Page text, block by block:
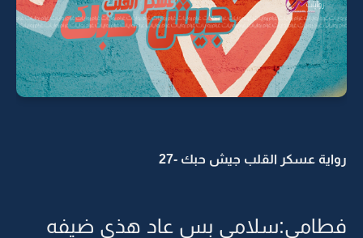
رواية عسكر القلب جيش حبك -27
فطامي:سلامي بس عاد هذي ضيفه